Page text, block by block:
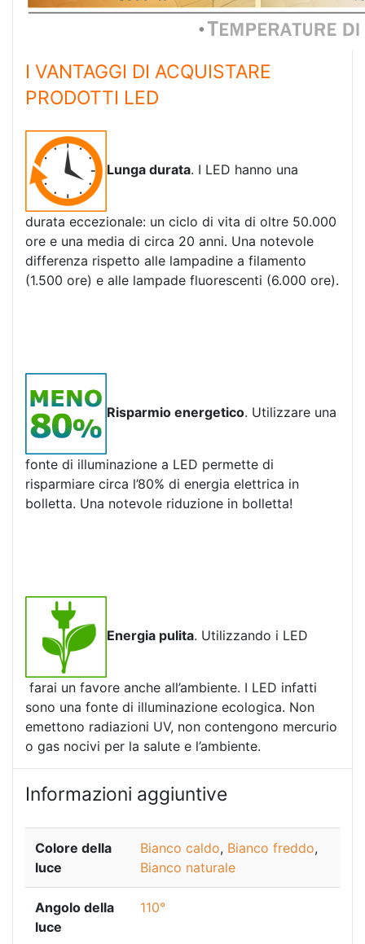
I VANTAGGI DI ACQUISTARE
PRODOTTI LED
Lunga durata. I LED hanno una
durata eccezionale: un ciclo di vita di oltre 50.000
ore e una media di circa 20 anni. Una notevole
differenza rispetto alle lampadine a filamento
(1.500 ore) e alle lampade fluorescenti (6.000 ore).
Risparmio energetico. Utilizzare una
fonte di illuminazione a LED permette di
risparmiare circa l’80% di energia elettrica in
bolletta. Una notevole riduzione in bolletta!
Energia pulita. Utilizzando i LED
farai un favore anche all’ambiente. I LED infatti
sono una fonte di illuminazione ecologica. Non
emettono radiazioni UV, non contengono mercurio
o gas nocivi per la salute e l’ambiente.
Informazioni aggiuntive
Colore della
luce
Bianco caldo, Bianco freddo,
Bianco naturale
Angolo della
luce
110°